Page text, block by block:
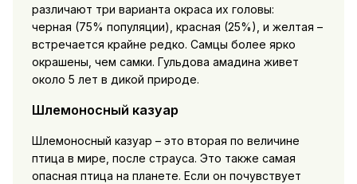
различают три варианта окраса их головы:
черная (75% популяции), красная (25%), и желтая –
встречается крайне редко. Самцы более ярко
окрашены, чем самки. Гульдова амадина живет
около 5 лет в дикой природе.
Шлемоносный казуар
Шлемоносный казуар – это вторая по величине
птица в мире, после страуса. Это также самая
опасная птица на планете. Если он почувствует